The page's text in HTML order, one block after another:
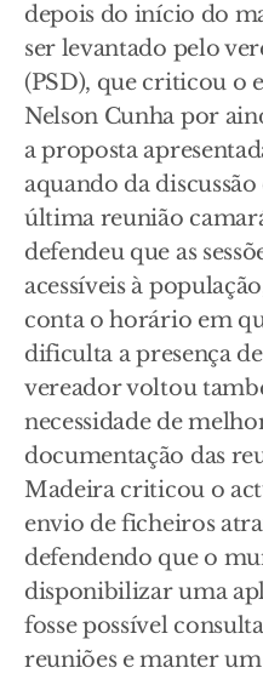
depois do início do
ser levantado pelo
(PSD), que criticou o
Nelson Cunha por
a proposta
aquando da
última reunião
defendeu que as
acessíveis à
conta o horário em
dificulta a presença
vereador voltou
necessidade de
documentação das
Madeira criticou o
envio de ficheiros
defendendo que o
disponibilizar uma
fosse possível
reuniões e manter